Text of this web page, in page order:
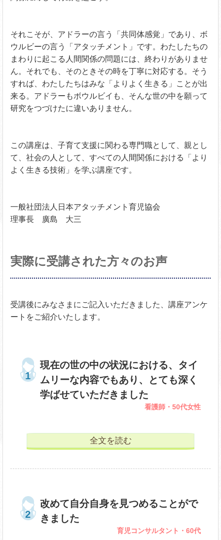
それこそが、アドラーの言う「共同体感覚」であり、ボ
ウルビーの言う「アタッチメント」です。わたしたちの
まわりに起こる人間関係の問題には、終わりがありませ
ん。それでも、そのときその時を丁寧に対応する。そう
すれば、わたしたちはみな「よりよく生きる」ことが出
来る。アドラーもボウルビイも、そんな世の中を願って
研究をつづけたに違いありません。
この講座は、子育て支援に関わる専門職として、親とし
て、社会の人として、すべての人間関係における「より
よく生きる技術」を学ぶ講座です。
一般社団法人日本アタッチメント育児協会
理事長 廣島 大三
実際に受講された方々のお声
受講後にみなさまにご記入いただきました、講座アンケ
ートをご紹介いたします。
現在の世の中の状況における、タイ
ムリーな内容でもあり、とても深く
学ばせていただきました
看護師・50代女性
全文を読む
改めて自分自身を見つめることがで
きました
育児コンサルタント・60代